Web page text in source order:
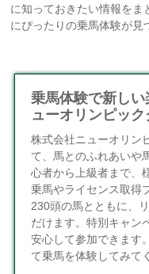
に知っておきたい情報をま
にぴったりの乗馬体験が見
乗馬体験で新し
ューオリンピック
株式会社ニューオリン
て、馬とのふれあいや
心者から上級者まで、
乗馬やライセンス取得
230頭の馬とともに、
だけます。特別キャン
安心して参加できます
て乗馬を体験してみて